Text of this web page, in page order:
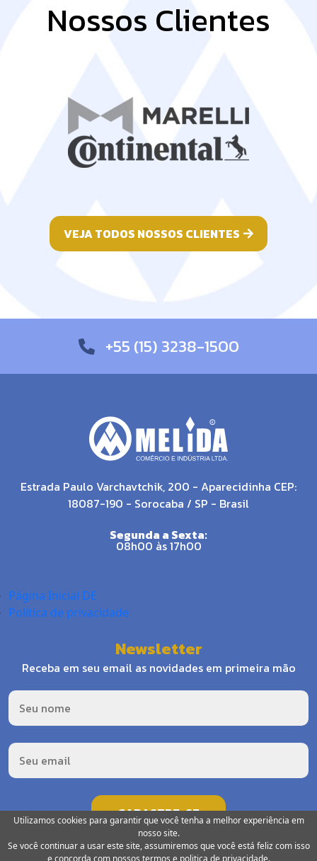
Nossos Clientes
VEJA TODOS NOSSOS CLIENTES
+55 (15) 3238-1500
Estrada Paulo Varchavtchik, 200 - Aparecidinha CEP:
18087-190 - Sorocaba / SP - Brasil
Segunda a Sexta:
08h00 às 17h00
Página Inicial DE
Política de privacidade
Newsletter
Receba em seu email as novidades em primeira mão
Utilizamos cookies para garantir que você tenha a melhor experiência em
nosso site.
Se você continuar a usar este site, assumiremos que você está feliz com isso
e concorda com nossos termos e politica de privacidade.